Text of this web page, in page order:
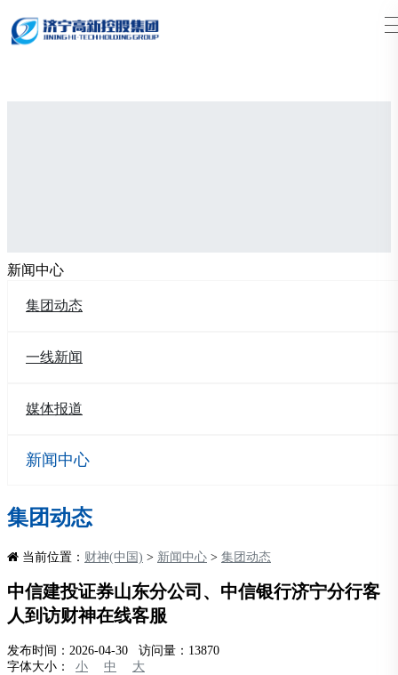
搜索
新闻中心
集团动态
一线新闻
媒体报道
新闻中心
集团动态
当前位置： 财神(中国) > 新闻中心 > 集团动态
中信建投证券山东分公司、中信银行济宁分行客
人到访财神在线客服
发布时间：2026-04-30 访问量：13870
字体大小：
小 中
大